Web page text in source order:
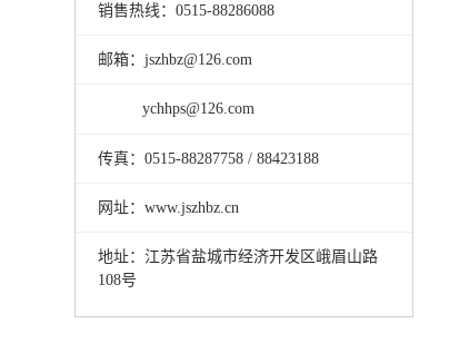
销售热线：0515-88286088
邮箱：jszhbz@126.com
ychhps@126.com
传真：0515-88287758 / 88423188
网址：www.jszhbz.cn
地址：江苏省盐城市经济开发区峨眉山路
108号